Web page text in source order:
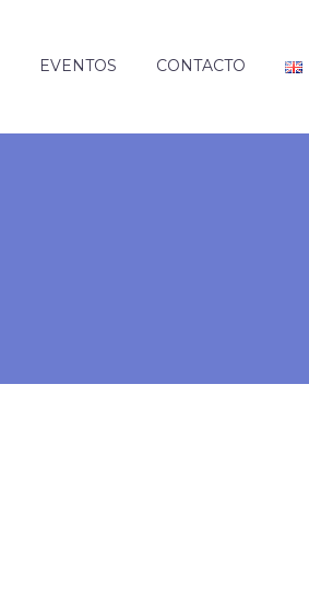
EVENTOS CONTACTO